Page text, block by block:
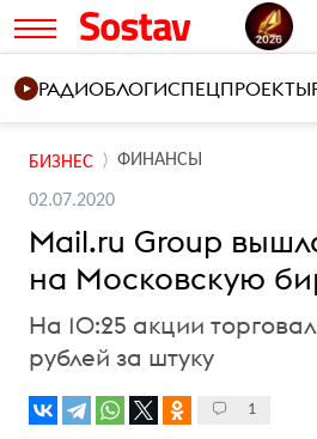
РАДИОБЛОГИСПЕЦПРОЕКТЫ
БИЗНЕС ФИНАНСЫ
02.07.2020
Mail.ru Group
на Московскую
На 10:25 акции
рублей за штуку
1